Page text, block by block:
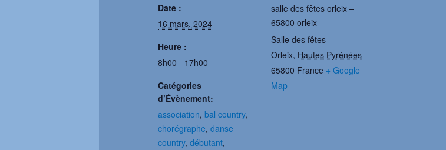
Date :
16 mars, 2024
Heure :
8h00 - 17h00
Catégories
d’Évènement:
association,bal country,
chorégraphe,danse
country,débutant,
salle des fêtes orleix –
65800 orleix
Salle des fêtes
Orleix, Hautes Pyrénées
65800 France + Google
Map